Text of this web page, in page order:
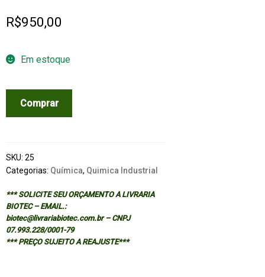
R$950,00
Em estoque
MANUFACTURE
DETERGENTS
AND
quantidade
Comprar
SKU: 25
Categorias: Química, Quimica Industrial
*** SOLICITE SEU ORÇAMENTO A LIVRARIA
BIOTEC – EMAIL.:
biotec@livrariabiotec.com.br – CNPJ
07.993.228/0001-79
*** PREÇO SUJEITO A REAJUSTE***